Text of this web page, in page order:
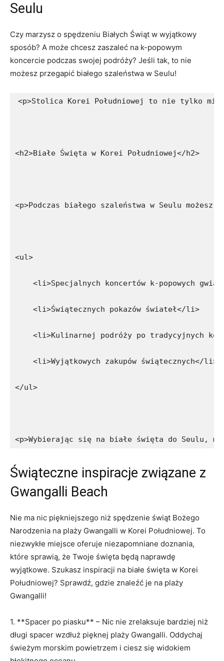
Seulu
Czy marzysz o spędzeniu Białych ⁤Świąt w wyjątkowy‌
sposób? A może chcesz zaszaleć na k-popowym
koncercie podczas swojej podróży? Jeśli ‍tak, to nie
⁢możesz ‍przegapić białego szaleństwa w Seulu!
<p>Stolica Korei Południowej to nie tylko
<h2>Białe Święta w Korei Południowej</h2>
<p>Podczas białego szaleństwa w Seulu możesz
<ul>
<li>Specjalnych koncertów k-popowych
    <li>Świątecznych pokazów świateł</li>
<li>Kulinarnej podróży po tradycyjnych
    <li>Wyjątkowych zakupów świątecznych</li>
</ul>
<p>Wybierając się na białe święta do Seulu,
Świąteczne inspiracje związane z
Gwangalli⁤ Beach
Nie ma nic ​piękniejszego niż‌ spędzenie świąt Bożego
Narodzenia na plaży Gwangalli ⁣w Korei ⁤Południowej. To
niezwykłe miejsce oferuje niezapomniane ⁤doznania,
które⁣ sprawią, że Twoje święta będą naprawdę
wyjątkowe. Szukasz‍ inspiracji na białe święta‌ w⁣ Korei
Południowej? Sprawdź, gdzie znaleźć je na plaży
Gwangalli!
1. **Spacer po ⁤piasku** – Nic nie zrelaksuje bardziej⁢ niż
długi spacer wzdłuż pięknej plaży Gwangalli.⁣ Oddychaj
świeżym​ morskim powietrzem i ciesz się widokiem